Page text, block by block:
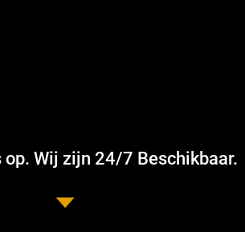
Wij zijn 24/7 Beschikbaar.